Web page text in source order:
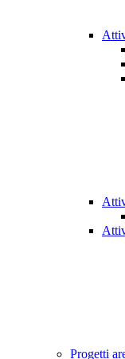
Progetti